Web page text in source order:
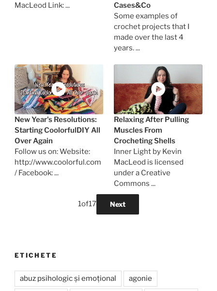
MacLeod Link: ...
Cases&Co
Some examples of
crochet projects that I
made over the last 4
years. ...
New Year's Resolutions:
Starting CoolorfulDIY All
Over Again
Follow us on: Website:
http://www.coolorful.com
/ Facebook: ...
Relaxing After Pulling
Muscles From
Crocheting Shells
Inner Light by Kevin
MacLeod is licensed
under a Creative
Commons ...
1of17 Next
ETICHETE
abuz psihologic și emoțional agonie